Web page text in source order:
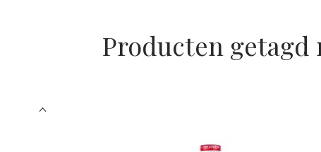
Producten getagd